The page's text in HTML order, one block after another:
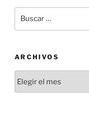
por:
ARCHIVOS